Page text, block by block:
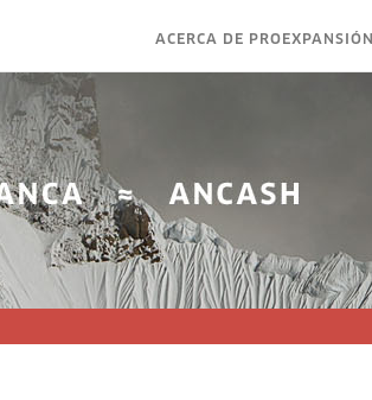
ACERCA DE PROEXPANSIÓN